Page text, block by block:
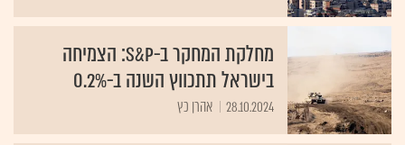
מחלקת המחקר ב-S&P: הצמיחה
בישראל תתכווץ השנה ב-0.2%
28.10.2024 אהרן כץ